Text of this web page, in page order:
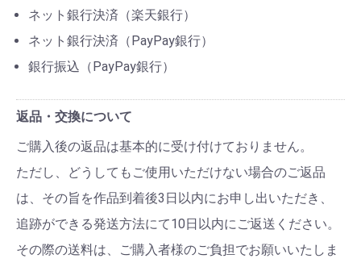
ネット銀行決済（楽天銀行）
ネット銀行決済（PayPay銀行）
銀行振込（PayPay銀行）
返品・交換について
ご購入後の返品は基本的に受け付けておりません。
ただし、どうしてもご使用いただけない場合のご返品
は、その旨を作品到着後3日以内にお申し出いただき、
追跡ができる発送方法にて10日以内にご返送ください。
その際の送料は、ご購入者様のご負担でお願いいたしま